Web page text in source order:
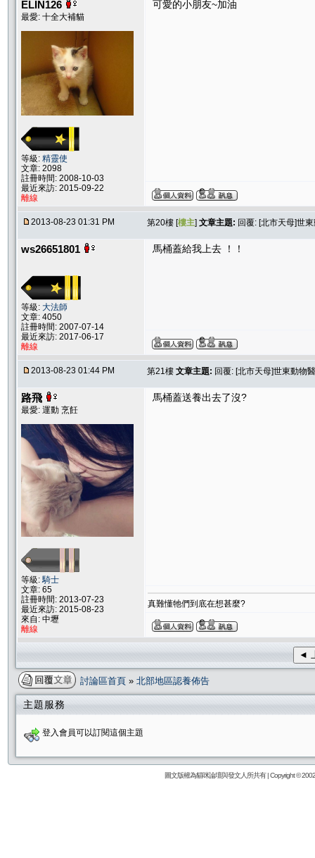
ELIN126
最愛: 十全大補貓
等級: 精靈使
文章: 2098
註冊時間: 2008-10-03
最近來訪: 2015-09-22
離線
可愛的小朋友~加油
2013-08-23 01:31 PM 第20樓 [樓主] 文章主題: 回覆: [北市天母]世
ws26651801
等級: 大法師
文章: 4050
註冊時間: 2007-07-14
最近來訪: 2017-06-17
離線
馬桶蓋給我上去 ！！
2013-08-23 01:44 PM 第21樓 文章主題: 回覆: [北市天母]世東動物
路飛
最愛: 運動 烹飪
等級:騎士
文章: 65
註冊時間: 2013-07-23
最近來訪: 2015-08-23
來自: 中壢
離線
馬桶蓋送養出去了沒?
真難懂牠們到底在想甚麼?
◄
討論區首頁 » 北部地區認養佈告
主題服務
登入會員可以訂閱這個主題
圖文版權為貓咪論壇與發文人所共有 | Copyright ©